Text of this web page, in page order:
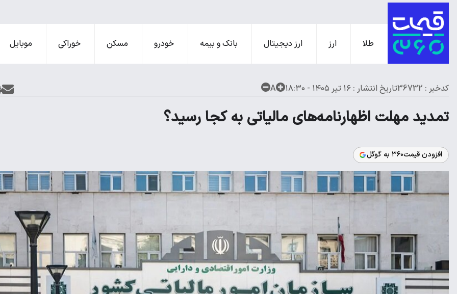
طلا ارز ارز دیجیتال بانک و بیمه خودرو مسکن خوراکی موبایل
کدخبر : 36732 تاریخ انتشار : ۱۶ تیر ۱۴۰۵ - ۱۸:۳۰ A
تمدید مهلت اظهارنامه‌های مالیاتی به کجا رسید؟
افزودن قیمت۳۶۰ به گوگل